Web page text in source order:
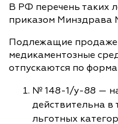
В РФ перечень таких
приказом Минздрава N
Подлежащие продаже
медикаментозные
отпускаются по
№ 148-1/у-88 —
действительна в
льготных